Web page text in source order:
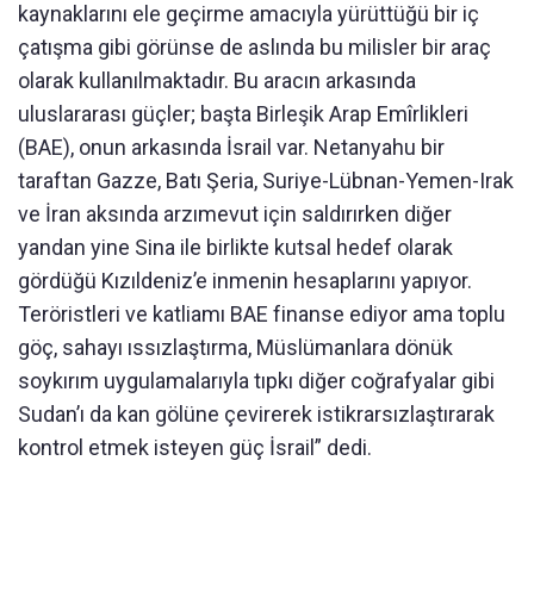
kaynaklarını ele geçirme amacıyla yürüttüğü bir iç
çatışma gibi görünse de aslında bu milisler bir araç
olarak kullanılmaktadır. Bu aracın arkasında
uluslararası güçler; başta Birleşik Arap Emîrlikleri
(BAE), onun arkasında İsrail var. Netanyahu bir
taraftan Gazze, Batı Şeria, Suriye-Lübnan-Yemen-Irak
ve İran aksında arzımevut için saldırırken diğer
yandan yine Sina ile birlikte kutsal hedef olarak
gördüğü Kızıldeniz’e inmenin hesaplarını yapıyor.
Teröristleri ve katliamı BAE finanse ediyor ama toplu
göç, sahayı ıssızlaştırma, Müslümanlara dönük
soykırım uygulamalarıyla tıpkı diğer coğrafyalar gibi
Sudan’ı da kan gölüne çevirerek istikrarsızlaştırarak
kontrol etmek isteyen güç İsrail” dedi.